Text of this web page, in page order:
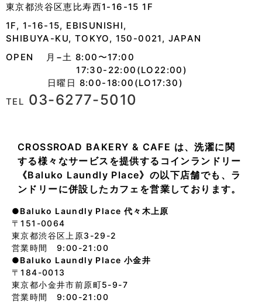
東京都渋谷区恵比寿西1-16-15 1F
1F, 1-16-15, EBISUNISHI,
SHIBUYA-KU, TOKYO, 150-0021, JAPAN
OPEN 月−土 8:00〜17:00
17:30-22:00(LO22:00)
日曜日 8:00-18:00(LO17:30)
TEL 03-6277-5010
CROSSROAD BAKERY & CAFE は、洗濯に関
する様々なサービスを提供するコインランドリー
《Baluko Laundly Place》の以下店舗でも、ラ
ンドリーに併設したカフェを営業しております。
●Baluko Laundly Place 代々木上原
〒151-0064
東京都渋谷区上原3-29-2
営業時間 9:00-21:00
●Baluko Laundly Place 小金井
〒184-0013
東京都小金井市前原町5-9-7
営業時間 9:00-21:00